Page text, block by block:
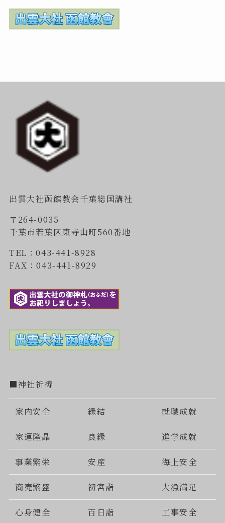
出雲大社函館教会千葉総国講社
〒264-0035
千葉市若葉区東寺山町560番地
TEL：043-441-8928
FAX：043-441-8929
■神社祈祷
家内安全 縁結 就職成就
家運隆晶 良縁 進学成就
事業繁栄 安産 海上安全
商売繁盛 初宮詣 大漁満足
心身健全 百日詣 工事安全